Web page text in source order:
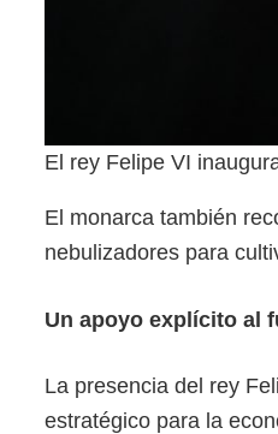
El rey Felipe VI
El monarca también
nebulizadores para
Un apoyo explícito al
La presencia del rey
estratégico para la